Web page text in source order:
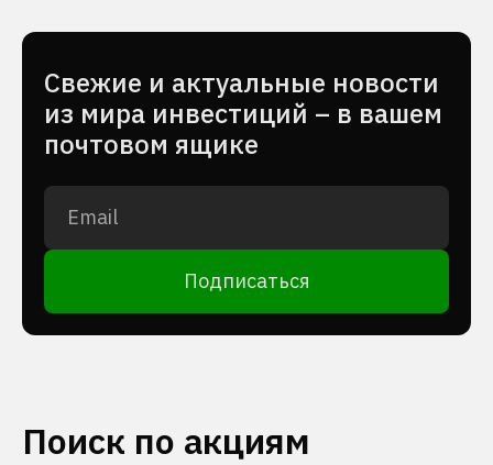
Cвежие и актуальные новости
из мира инвестиций – в вашем
почтовом ящике
Подписаться
Поиск по акциям